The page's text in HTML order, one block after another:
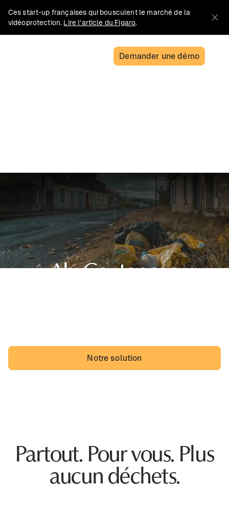
Ces start-up françaises qui bousculent le marché de la
vidéoprotection. Lire l'article du Figaro.
Demander une démo
Ah, Coutances,
Notre solution
Partout. Pour vous. Plus
aucun déchets.